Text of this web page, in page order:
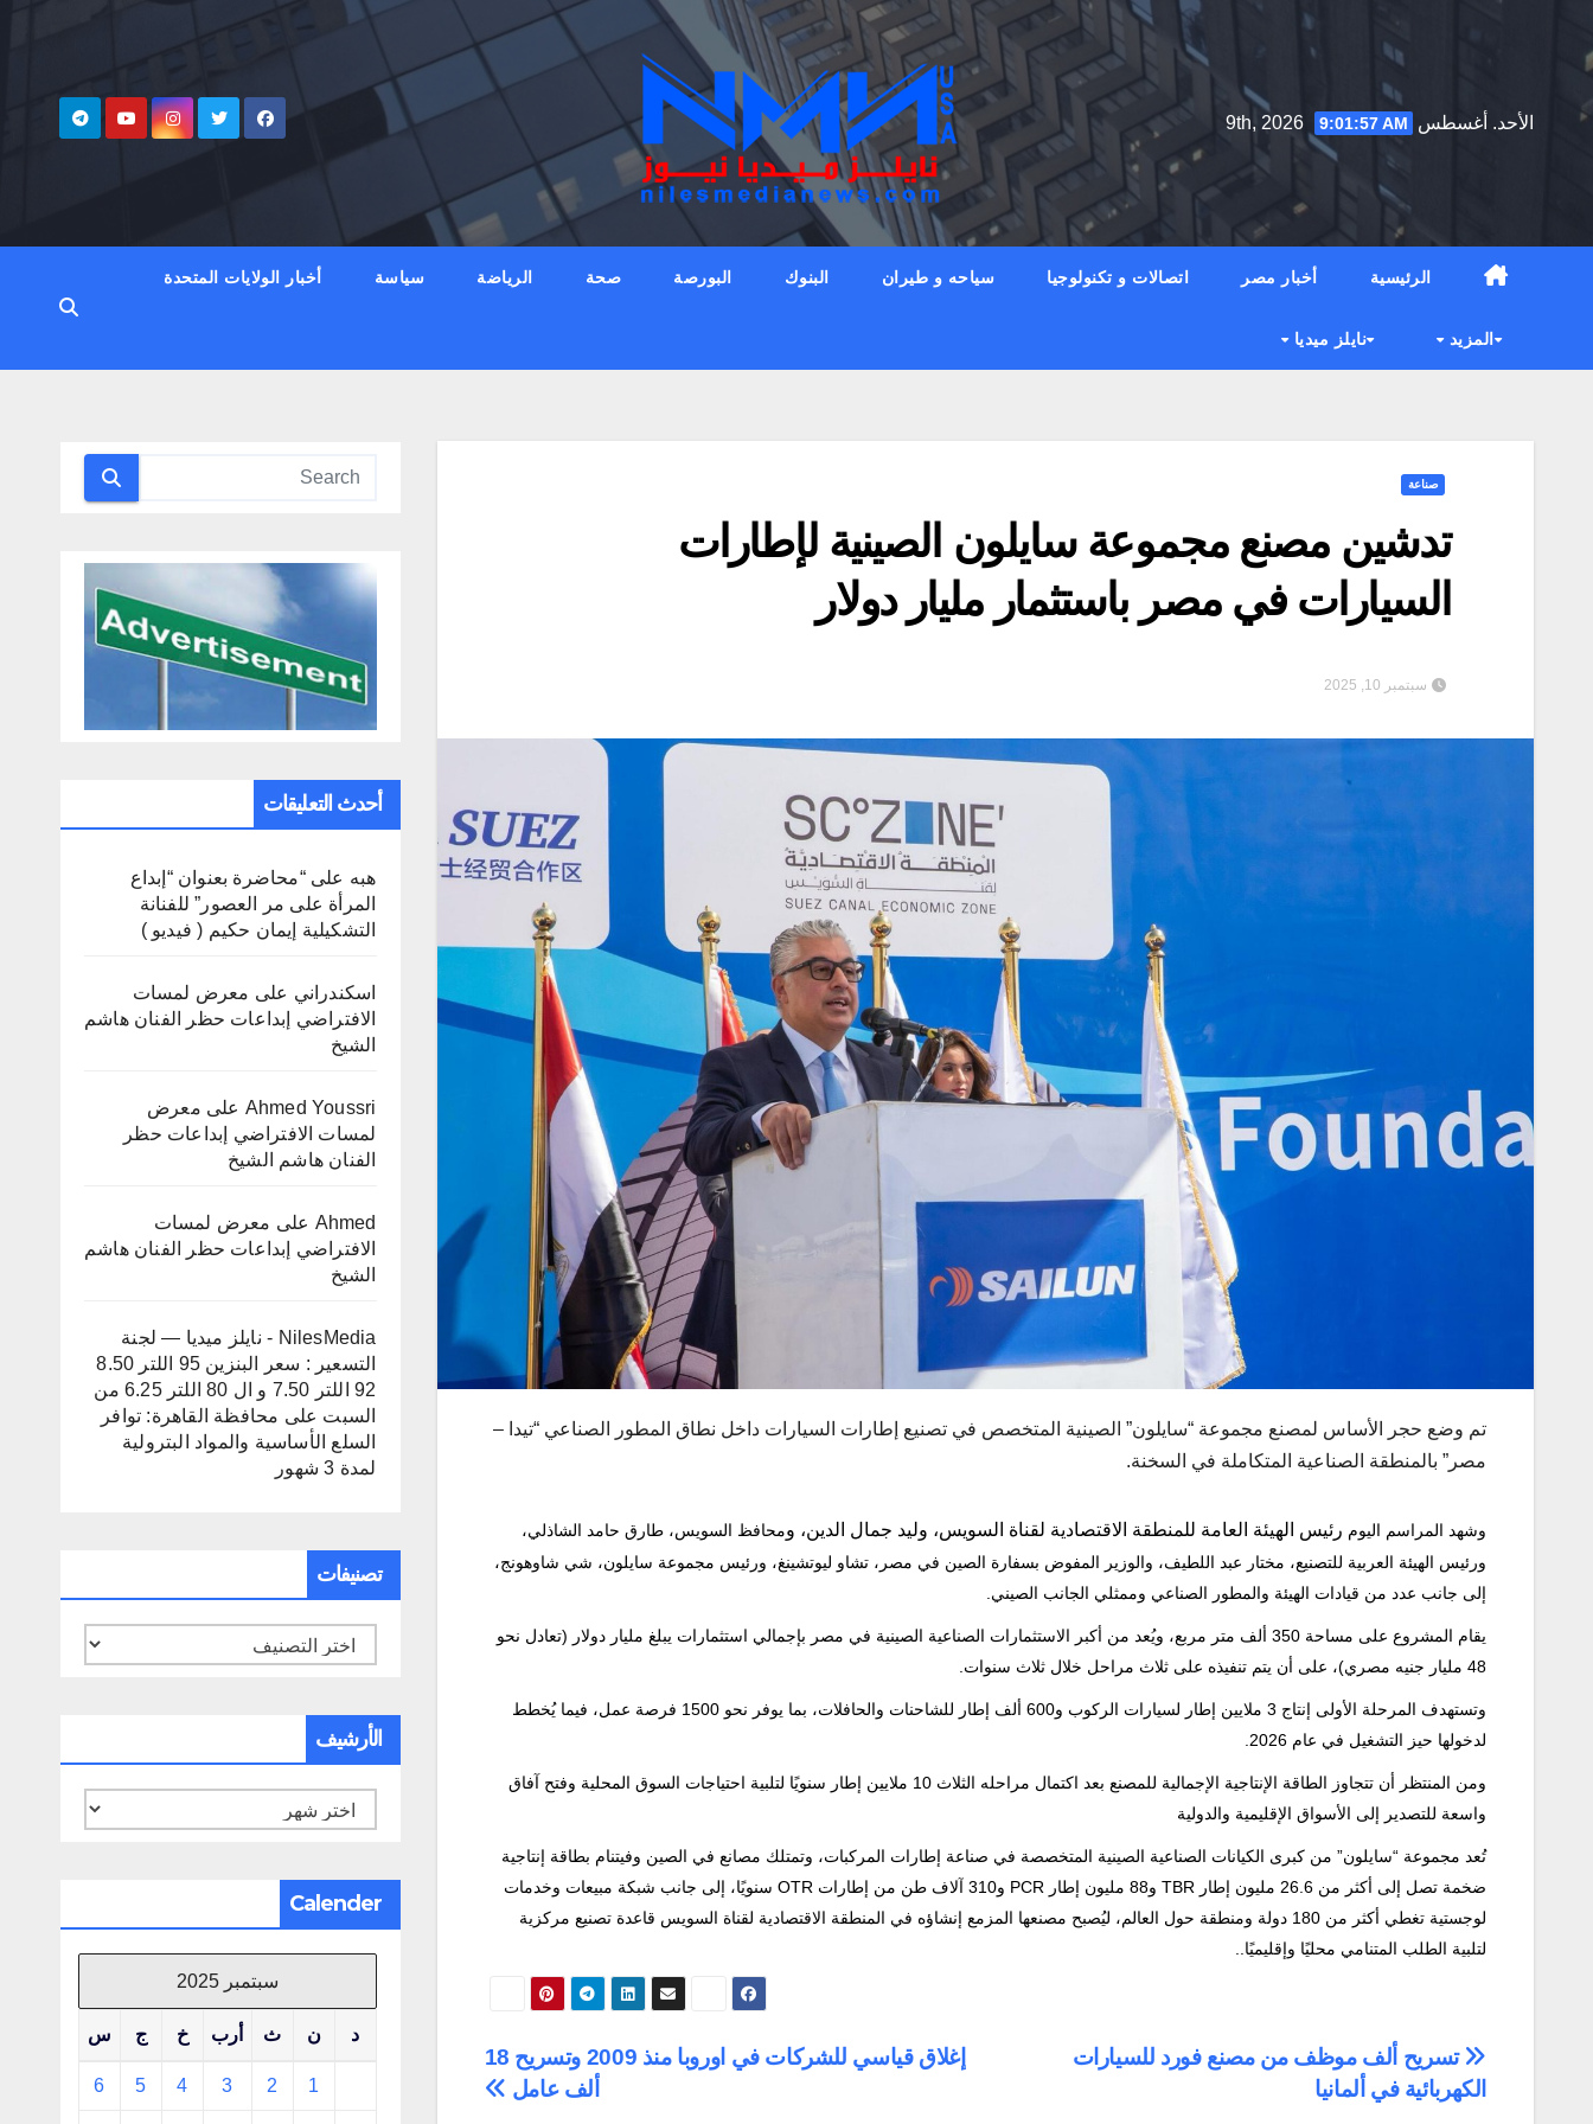
to
الأحد. أغسطس 9th, 2026
9:01:58 AM
الرئيسية أخبار مصر اتصالات و تكنولوجيا سياحه و طيران البنوك البورصة صحة الرياضة سياسة أخبار الولايات المتحدة
المزيد نايلز ميديا
صناعة
تدشين مصنع مجموعة سايلون الصينية لإطارات
السيارات في مصر باستثمار مليار دولار
سبتمبر 10, 2025
تم وضع حجر الأساس لمصنع مجموعة “سايلون” الصينية المتخصص في تصنيع إطارات السيارات داخل نطاق المطور الصناعي “تيدا –
مصر” بالمنطقة الصناعية المتكاملة في السخنة.
وشهد المراسم اليوم رئيس الهيئة العامة للمنطقة الاقتصادية لقناة السويس، وليد جمال الدين، ومحافظ السويس، طارق حامد الشاذلي،
ورئيس الهيئة العربية للتصنيع، مختار عبد اللطيف، والوزير المفوض بسفارة الصين في مصر، تشاو ليوتشينغ، ورئيس مجموعة سايلون، شي شاوهونج،
إلى جانب عدد من قيادات الهيئة والمطور الصناعي وممثلي الجانب الصيني.
يقام المشروع على مساحة 350 ألف متر مربع، ويُعد من أكبر الاستثمارات الصناعية الصينية في مصر بإجمالي استثمارات يبلغ مليار دولار (تعادل نحو
48 مليار جنيه مصري)، على أن يتم تنفيذه على ثلاث مراحل خلال ثلاث سنوات.
وتستهدف المرحلة الأولى إنتاج 3 ملايين إطار لسيارات الركوب و600 ألف إطار للشاحنات والحافلات، بما يوفر نحو 1500 فرصة عمل، فيما يُخطط
لدخولها حيز التشغيل في عام 2026.
ومن المنتظر أن تتجاوز الطاقة الإنتاجية الإجمالية للمصنع بعد اكتمال مراحله الثلاث 10 ملايين إطار سنويًا لتلبية احتياجات السوق المحلية وفتح آفاق
واسعة للتصدير إلى الأسواق الإقليمية والدولية
تُعد مجموعة “سايلون” من كبرى الكيانات الصناعية الصينية المتخصصة في صناعة إطارات المركبات، وتمتلك مصانع في الصين وفيتنام بطاقة إنتاجية
ضخمة تصل إلى أكثر من مليون إطار و88 مليون إطار و310 آلاف طن من إطارات سنويًا، إلى جانب شبكة مبيعات وخدمات
لوجستية تغطي أكثر من دولة ومنطقة حول العالم، ليُصبح مصنعها المزمع إنشاؤه في المنطقة الاقتصادية لقناة السويس قاعدة تصنيع مركزية
لتلبية الطلب المتنامي محليًا وإقليميًا.
.
تصفّح
المقالات
إغلاق قياسي للشركات في اوروبا منذ 2009 وتسريح 18
ألف عامل
تسريح ألف موظف من مصنع فورد للسيارات
الكهربائية في ألمانيا
أحدث التعليقات
هبه على“محاضرة بعنوان “إبداع
المرأة على مر العصور” للفنانة
التشكيلية إيمان حكيم ( فيديو )
اسكندراني على معرض لمسات
الافتراضي إبداعات حظر الفنان هاشم
الشيخ
Ahmed Youssri على معرض
لمسات الافتراضي إبداعات حظر
الفنان هاشم الشيخ
Ahmed على معرض لمسات
الافتراضي إبداعات حظر الفنان هاشم
الشيخ
NilesMedia - نايلز ميديا — لجنة
التسعير : سعر البنزين 95 اللتر 8.50
92 اللتر 7.50 و ال 80 اللتر 6.25 من
السبت على محافظة القاهرة: توافر
السلع الأساسية والمواد البترولية
لمدة 3 شهور
تصنيفات
تصنيفات
الأرشيف
الأرشيف
Calender
سبتمبر 2025
د ن ث أرب خ ج س
1
2
3
4
5
6